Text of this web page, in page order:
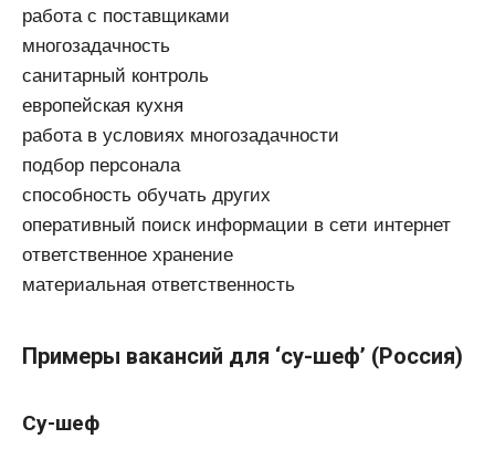
работа с поставщиками
многозадачность
санитарный контроль
европейская кухня
работа в условиях многозадачности
подбор персонала
способность обучать других
оперативный поиск информации в сети интернет
ответственное хранение
материальная ответственность
Примеры вакансий для ‘су-шеф’ (Россия)
Су-шеф